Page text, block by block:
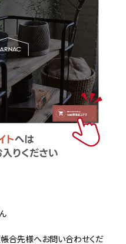
合先様へお問い合わせくだ